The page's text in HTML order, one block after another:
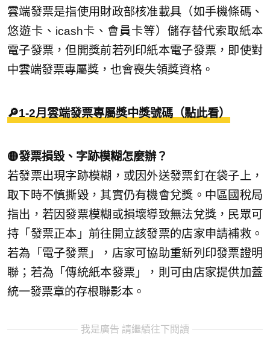
雲端發票是指使用財政部核准載具（如手機條碼、
悠遊卡、icash卡、會員卡等）儲存替代索取紙本
電子發票，但開獎前若列印紙本電子發票，即使對
中雲端發票專屬獎，也會喪失領獎資格。
🔎1-2月雲端發票專屬獎中獎號碼（點此看）
🟡發票損毀、字跡模糊怎麼辦？
若發票出現字跡模糊，或因外送發票釘在袋子上，
取下時不慎撕毀，其實仍有機會兌獎。中區國稅局
指出，若因發票模糊或損壞導致無法兌獎，民眾可
持「發票正本」前往開立該發票的店家申請補救。
若為「電子發票」，店家可協助重新列印發票證明
聯；若為「傳統紙本發票」，則可由店家提供加蓋
統一發票章的存根聯影本。
我是廣告 請繼續往下閱讀